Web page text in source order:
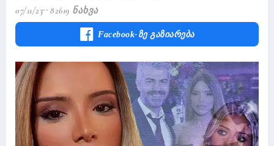
07/11/23 82619 Ნახვა
Facebook-Ზე Გაზიარება